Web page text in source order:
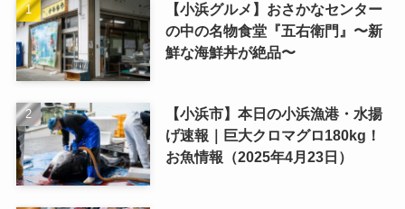
【小浜グルメ】おさかなセンター
の中の名物食堂『五右衛門』〜新
鮮な海鮮丼が絶品〜
【小浜市】本日の小浜漁港・水揚
げ速報｜巨大クロマグロ180kg！
お魚情報（2025年4月23日）